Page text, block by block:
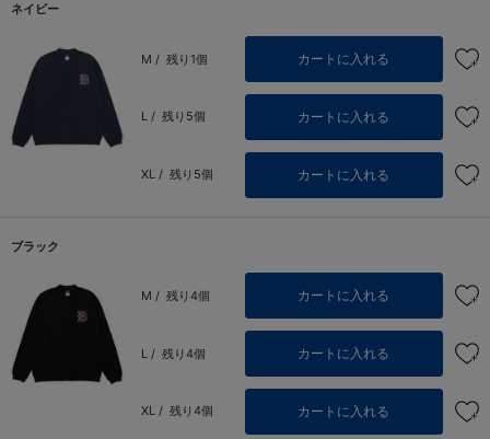
ネイビー
M / 残り1個 カートに入れる
L / 残り5個 カートに入れる
XL / 残り5個 カートに入れる
ブラック
M / 残り4個 カートに入れる
L / 残り4個 カートに入れる
XL / 残り4個 カートに入れる